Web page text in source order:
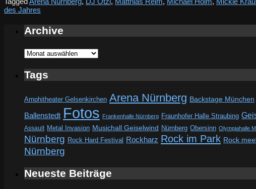
des Jahres
Archive
Archive
Tags
Amphitheater Gelsenkirchen Arena Nürnberg Backstage München
Ballenstedt Fotos Frankenhalle Nürnberg Fraunhofer Halle Straubing
Assault Metal Invasion Musichall Geiselwind Nürnberg Obersinn Olympiahalle
Nürnberg Rock Hard Festival Rockharz Rock im Park Rock
Nürnberg
Neueste Beiträge